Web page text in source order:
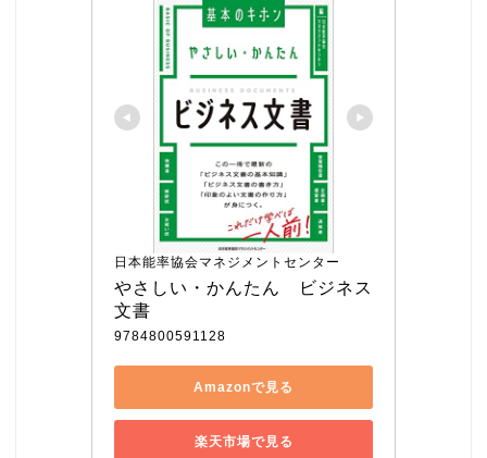
日本能率協会マネジメントセンター
やさしい・かんたん　ビジネス
文書
9784800591128
Amazonで見る
楽天市場で見る